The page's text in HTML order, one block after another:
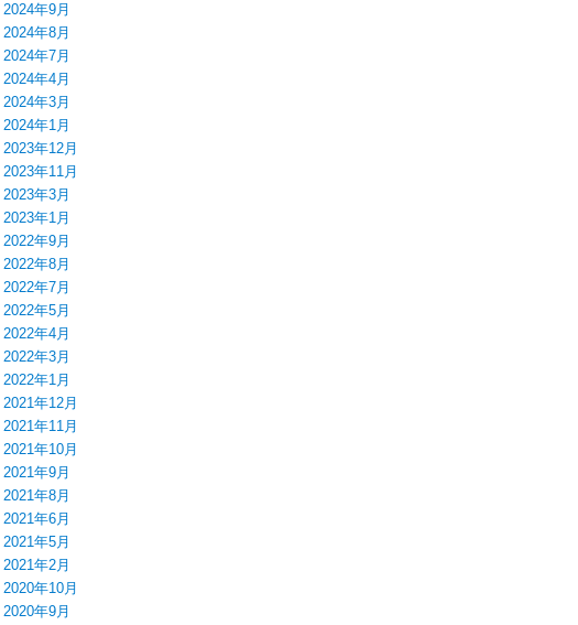
2024年9月
2024年8月
2024年7月
2024年4月
2024年3月
2024年1月
2023年12月
2023年11月
2023年3月
2023年1月
2022年9月
2022年8月
2022年7月
2022年5月
2022年4月
2022年3月
2022年1月
2021年12月
2021年11月
2021年10月
2021年9月
2021年8月
2021年6月
2021年5月
2021年2月
2020年10月
2020年9月